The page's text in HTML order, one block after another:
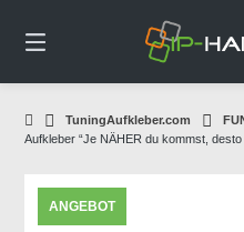
zum
Inhalt
TuningAufkleber.com
Aufkleber “Je NÄHER du kommst,
ANGEBOT